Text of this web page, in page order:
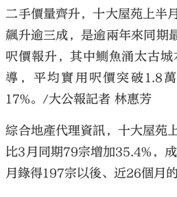
大公文匯
二手價量齊升，十大屋苑上半
飆升逾三成，是逾兩年來同期
呎價報升，其中鰂魚涌太古
導，平均實用呎價突破1.8
17%。/大公報記者 林惠芳
綜合地產代理資訊，十大屋苑
比3月同期79宗增加35.4%，
月錄得197宗以後、近26個月的